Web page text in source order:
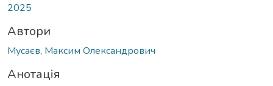
2025
Автори
Мусаєв, Максим Олександрович
Анотація